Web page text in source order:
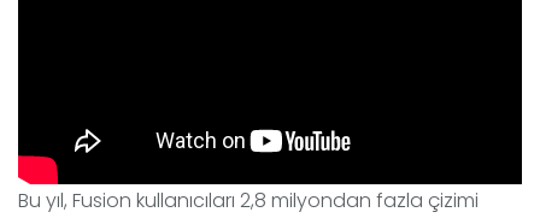
Bu yıl, Fusion kullanıcıları 2,8 milyondan fazla çizimi